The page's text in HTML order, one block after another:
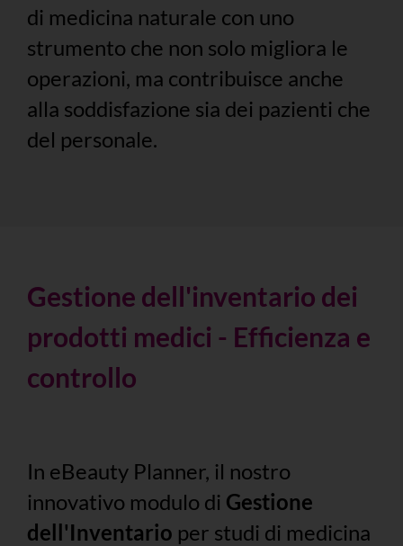
di medicina naturale con uno
strumento che non solo migliora le
operazioni, ma contribuisce anche
alla soddisfazione sia dei pazienti che
del personale.
Gestione dell'inventario dei
prodotti medici - Efficienza e
controllo
In eBeauty Planner, il nostro
innovativo modulo di Gestione
dell'Inventario per studi di medicina